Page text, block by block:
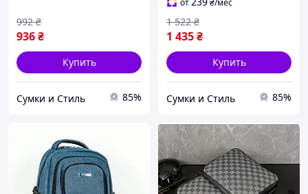
936₴
992 ₴
Купить
Сумки и Стиль 85%
от ₴/мес
1 435₴
1 522 ₴
Купить
Сумки и Стиль 85%